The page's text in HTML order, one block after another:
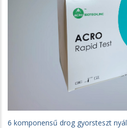
6 komponensű drog gyorsteszt